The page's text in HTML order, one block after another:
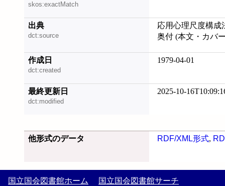
skos:exactMatch
出典
dct:source
応用心理尺度構成
奥付 (本文・カバ
作成日
dct:created
1979-04-01
最終更新日
dct:modified
2025-10-
他形式のデータ RDF/XML形式,
国立国会図書館ホーム 国立国会図書館サーチ